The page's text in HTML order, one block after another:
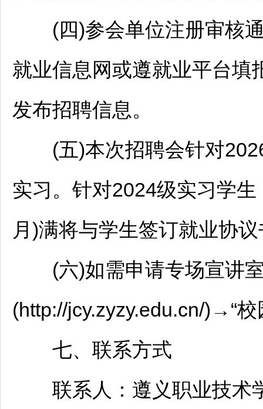
(四)参会单位注册审核通
就业信息网或遵就业平台填
发布招聘信息。
(五)本次招聘会针对
实习。针对2024级实习学
月)满将与学生签订就业协
(六)如需申请专场宣讲室
(http://jcy.zyzy.edu.cn/)→“校
七、联系方式
联系人： 遵义职业技术